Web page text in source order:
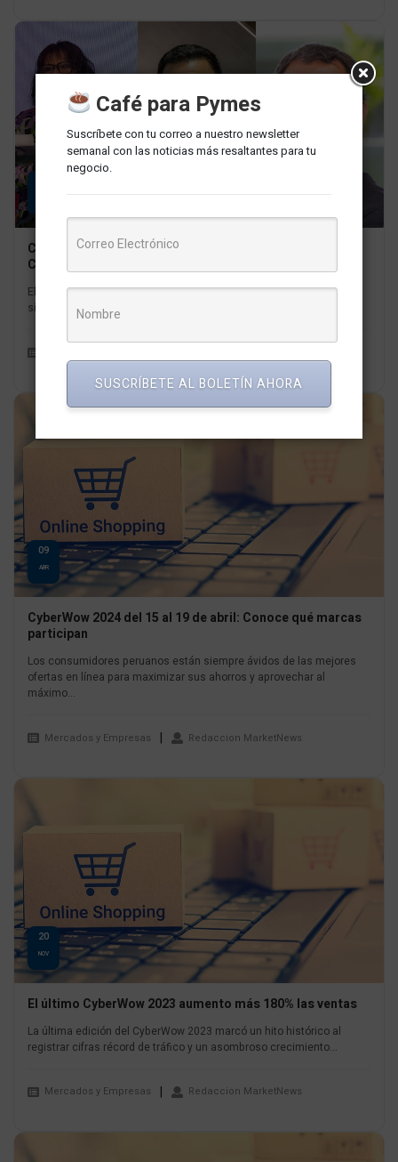
Como pueden Aumentar las Pymes sus Ventas en un
Cyber
El crecimiento del comercio electrónico en el Perú ha sido
significativo en los últimos años, y los eventos Cyber han...
09
ABR
CyberWow 2024 del 15 al 19 de abril: Conoce qué marcas
participan
Los consumidores peruanos están siempre ávidos de las mejores
ofertas en línea para maximizar sus ahorros y aprovechar al
máximo...
Mercados y Empresas Redaccion MarketNews
20
NOV
El último CyberWow 2023 aumento más 180% las ventas
La última edición del CyberWow 2023 marcó un hito histórico al
registrar cifras récord de tráfico y un asombroso crecimiento...
Mercados y Empresas Redaccion MarketNews
Café para Pymes
Suscríbete con tu correo a nuestro newsletter
semanal con las noticias más resaltantes para tu
negocio.
SUSCRÍBETE AL BOLETÍN AHORA